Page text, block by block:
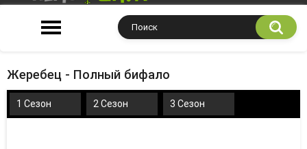
Жеребец - Полный бифало
1 Сезон 2 Сезон 3 Сезон